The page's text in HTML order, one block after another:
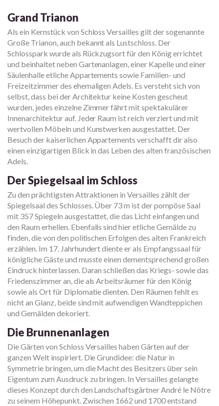
Grand Trianon
Als ein Kernstück von Schloss Versailles gilt der sogenannte
Große Trianon, auch bekannt als Lustschloss. Der
Schlosspark wurde als Rückzugsort für den König errichtet
und beinhaltet neben Gartenanlagen, einer Kapelle und einer
Säulenhalle etliche Appartements sowie Familien- und
Freizeitzimmer des ehemaligen Adels. Es versteht sich von
selbst, dass bei der Architektur keine Kosten gescheut
wurden, jedes einzelne Zimmer fährt mit spektakulärer
Innenarchitektur auf. Jeder Raum ist reich verziert und mit
wertvollen Möbeln und Kunstwerken ausgestattet. Der
Besuch der kaiserlichen Appartements verschafft dir also
einen einzigartigen Blick in das Leben des alten französischen
Adels.
Der Spiegelsaal im Schloss
Zu den prächtigsten Attraktionen in Versailles zählt der
Spiegelsaal des Schlosses. Über 73 m ist der pompöse Saal
mit 357 Spiegeln ausgestattet, die das Licht einfangen und
den Raum erhellen. Ebenfalls sind hier etliche Gemälde zu
finden, die von den politischen Erfolgen des alten Frankreich
erzählen. Im 17. Jahrhundert diente er als Empfangssaal für
königliche Gäste und musste einen dementsprechend großen
Eindruck hinterlassen. Daran schließen das Kriegs- sowie das
Friedenszimmer an, die als Arbeitsräumer für den König
sowie als Ort für Diplomatie dienten. Den Räumen fehlt es
nicht an Glanz, beide sind mit aufwendigen Wandteppichen
und Gemälden dekoriert.
Die Brunnenanlagen
Die Gärten von Schloss Versailles haben Gärten auf der
ganzen Welt inspiriert. Die Grundidee: die Natur in
Symmetrie bringen, um die Macht des Besitzers über sein
Eigentum zum Ausdruck zu bringen. In Versailles gelangte
dieses Konzept durch den Landschaftsgärtner André le Nôtre
zu seinem Höhepunkt. Zwischen 1662 und 1700 entstand